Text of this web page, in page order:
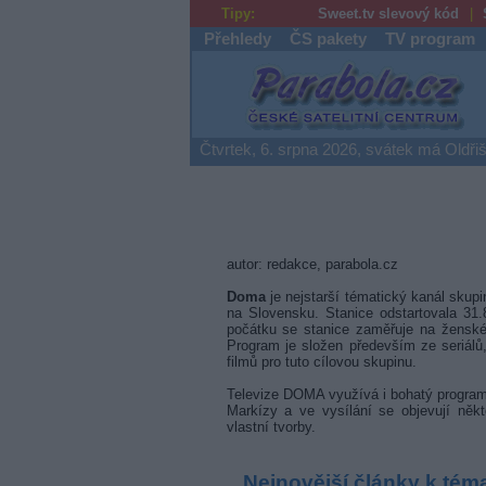
Tipy: Sweet.tv slevový kód
Přehledy ČS pakety TV program
Parabola.cz
Čtvrtek, 6. srpna 2026, svátek má
autor: redakce, parabola.cz
Domaje nejstarší tématický kanál
na Slovensku. Stanice odstartovala
počátku se stanice zaměřuje na
Program je složen především ze seriálů,
filmů pro tuto cílovou skupinu.
Televize DOMA využívá i bohatý
Markízy a ve vysílání se objevují
vlastní tvorby.